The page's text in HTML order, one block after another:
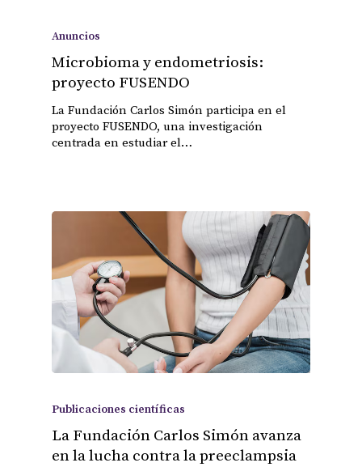
Anuncios
Microbioma y endometriosis:
proyecto FUSENDO
La Fundación Carlos Simón participa en el
proyecto FUSENDO, una investigación
centrada en estudiar el…
Publicaciones científicas
La Fundación Carlos Simón avanza
en la lucha contra la preeclampsia